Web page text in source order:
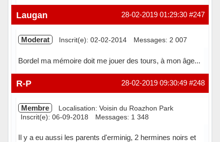
Hors ligne #247
28-02-2019 01:29:30
Laugan
Moderat Inscrit(e): 02-02-2014 Messages: 2 007
Bordel ma mémoire doit me jouer des tours, à mon âge...
Hors ligne #248
28-02-2019 09:30:49
R-P
Membre
Localisation: Voisin du Roazhon Park
Inscrit(e): 06-09-2018
Messages: 1 348
Il y a eu aussi les parents d'erminig, 2 hermines noirs et